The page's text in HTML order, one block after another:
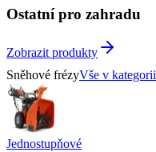
Ostatní pro zahradu
Zobrazit produkty
Sněhové frézyVše v kategorii
Jednostupňové